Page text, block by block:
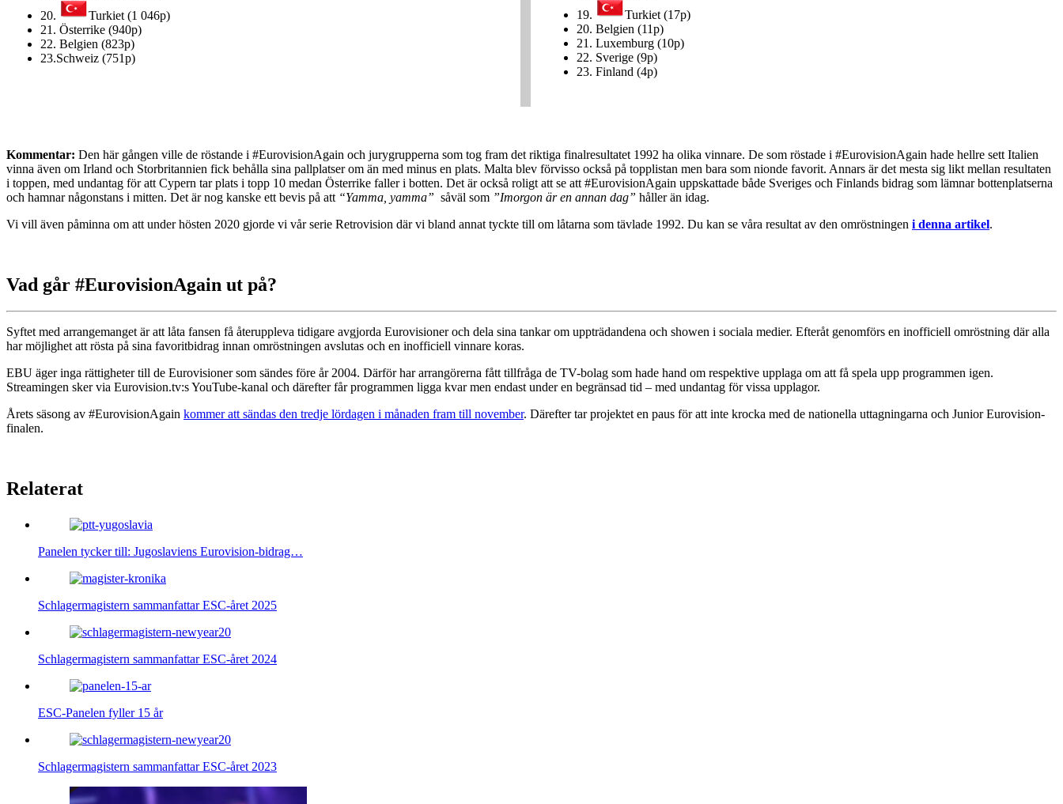
20.
Turkiet (1 046p)
21. Österrike (940p)
22. Belgien (823p)
23.Schweiz (751p)
19.
Turkiet (17p)
20. Belgien (11p)
21. Luxemburg (10p)
22. Sverige (9p)
23. Finland (4p)
Kommentar: Den här gången ville de röstande i #EurovisionAgain och jurygrupperna som tog fram det riktiga finalresultatet 1992 ha olika vinnare. De som röstade i #EurovisionAgain hade hellre sett Italien
vinna även om Irland och Storbritannien fick behålla sina pallplatser om än med minus en plats. Malta blev förvisso också på topplistan men bara som nionde favorit. Annars är det mesta sig likt mellan resultaten
i toppen, med undantag för att Cypern tar plats i topp 10 medan Österrike faller i botten. Det är också roligt att se att #EurovisionAgain uppskattade både Sveriges och Finlands bidrag som lämnar bottenplatserna
och hamnar någonstans i mitten. Det är nog kanske ett bevis på att “Yamma, yamma” såväl som ”Imorgon är en annan dag” håller än idag.
Vi vill även påminna om att under hösten 2020 gjorde vi vår serie Retrovision där vi bland annat tyckte till om låtarna som tävlade 1992. Du kan se våra resultat av den omröstningen i denna artikel.
Vad går #EurovisionAgain ut på?
Syftet med arrangemanget är att låta fansen få återuppleva tidigare avgjorda Eurovisioner och dela sina tankar om uppträdandena och showen i sociala medier. Efteråt genomförs en inofficiell omröstning där alla
har möjlighet att rösta på sina favoritbidrag innan omröstningen avslutas och en inofficiell vinnare koras.
EBU äger inga rättigheter till de Eurovisioner som sändes före år 2004. Därför har arrangörerna fått tillfråga de TV-bolag som hade hand om respektive upplaga om att få spela upp programmen igen.
Streamingen sker via Eurovision.tv:s YouTube-kanal och därefter får programmen ligga kvar men endast under en begränsad tid – med undantag för vissa upplagor.
Årets säsong av #EurovisionAgain kommer att sändas den tredje lördagen i månaden fram till november. Därefter tar projektet en paus för att inte krocka med de nationella uttagningarna och Junior Eurovision-
finalen.
Relaterat
Panelen tycker till: Jugoslaviens Eurovision-bidrag…
Schlagermagistern sammanfattar ESC-året 2025
Schlagermagistern sammanfattar ESC-året 2024
ESC-Panelen fyller 15 år
Schlagermagistern sammanfattar ESC-året 2023